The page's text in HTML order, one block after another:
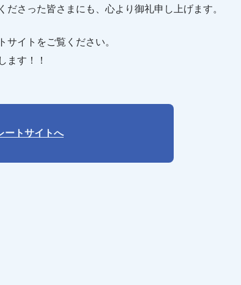
さった皆さまにも、心より御礼申し上げます。
イトをご覧ください。
ます！！
ートサイトへ